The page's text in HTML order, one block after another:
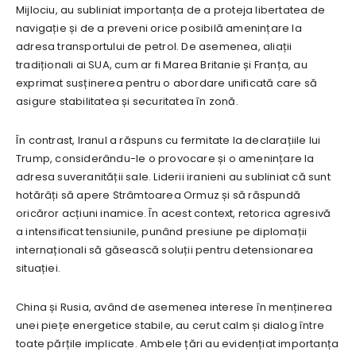
Mijlociu, au subliniat importanța de a proteja libertatea de
navigație și de a preveni orice posibilă amenințare la
adresa transportului de petrol. De asemenea, aliații
tradiționali ai SUA, cum ar fi Marea Britanie și Franța, au
exprimat susținerea pentru o abordare unificată care să
asigure stabilitatea și securitatea în zonă.
În contrast, Iranul a răspuns cu fermitate la declarațiile lui
Trump, considerându-le o provocare și o amenințare la
adresa suveranității sale. Liderii iranieni au subliniat că sunt
hotărâți să apere Strâmtoarea Ormuz și să răspundă
oricăror acțiuni inamice. În acest context, retorica agresivă
a intensificat tensiunile, punând presiune pe diplomații
internaționali să găsească soluții pentru detensionarea
situației.
China și Rusia, având de asemenea interese în menținerea
unei piețe energetice stabile, au cerut calm și dialog între
toate părțile implicate. Ambele țări au evidențiat importanța